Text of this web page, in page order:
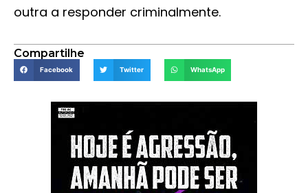
outra a responder criminalmente.
Compartilhe
Facebook Twitter WhatsApp